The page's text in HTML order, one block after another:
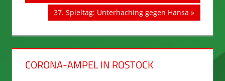
Nächster
37. Spieltag: Unterhaching gegen Hansa
CORONA-AMPEL IN ROSTOCK